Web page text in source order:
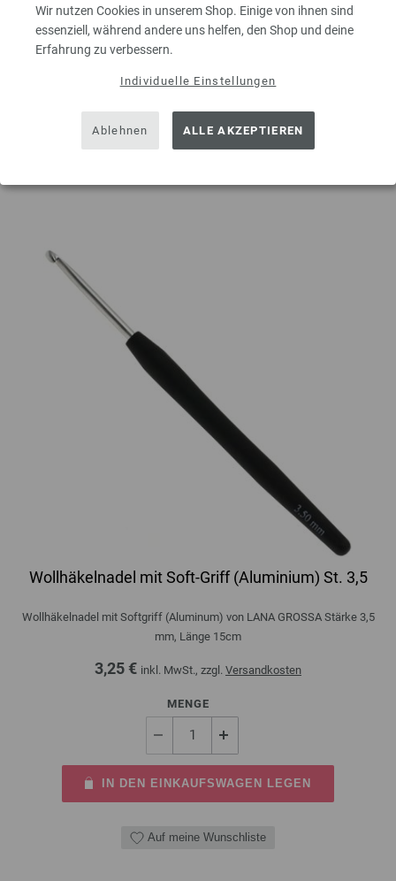
Wir nutzen Cookies in unserem Shop. Einige von ihnen sind
essenziell, während andere uns helfen, den Shop und deine
Erfahrung zu verbessern.
Individuelle Einstellungen
Ablehnen ALLE AKZEPTIEREN
MENGE
IN DEN EINKAUFSWAGEN LEGEN
Wollhäkelnadel mit Soft-Griff (Aluminium) St. 3,5
Wollhäkelnadel mit Softgriff (Aluminum) von LANA GROSSA Stärke 3,5
mm, Länge 15cm
3,25 € inkl. MwSt., zzgl. Versandkosten
MENGE
IN DEN EINKAUFSWAGEN LEGEN
Auf meine Wunschliste